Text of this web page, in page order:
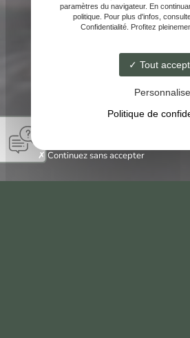
paramètres du navigateur. En
politique. Pour plus d'infos,
Confidentialité. Profitez
Tout
Politique de
Continuez sans accepter